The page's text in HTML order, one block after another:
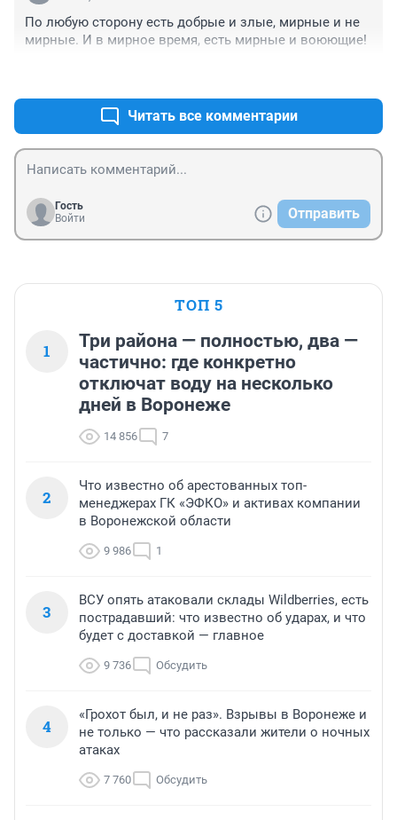
По любую сторону есть добрые и злые, мирные и не
мирные. И в мирное время, есть мирные и воюющие!
Читать все комментарии
Гость
Войти
Отправить
ТОП 5
1
Три района — полностью, два —
частично: где конкретно
отключат воду на несколько
дней в Воронеже
14 856 7
2
Что известно об арестованных топ-
менеджерах ГК «ЭФКО» и активах компании
в Воронежской области
9 986 1
3
ВСУ опять атаковали склады Wildberries, есть
пострадавший: что известно об ударах, и что
будет с доставкой — главное
9 736 Обсудить
4
«Грохот был, и не раз». Взрывы в Воронеже и
не только — что рассказали жители о ночных
атаках
7 760 Обсудить